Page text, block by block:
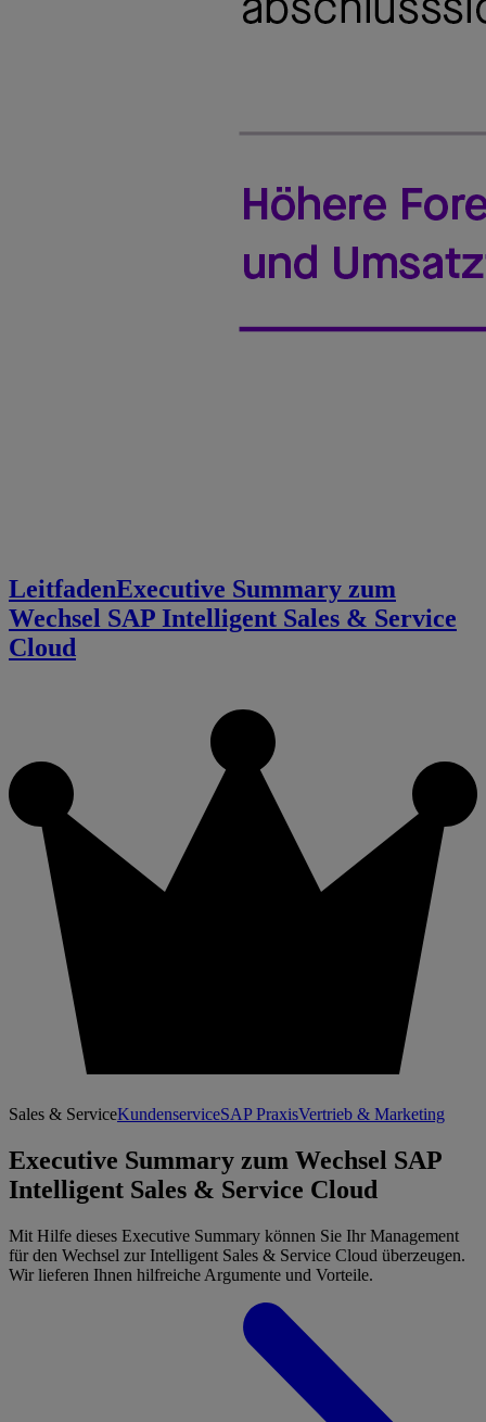
LeitfadenExecutive Summary zum
Wechsel SAP Intelligent Sales & Service
Cloud
Sales & ServiceKundenserviceSAP PraxisVertrieb & Marketing
Executive Summary zum Wechsel SAP
Intelligent Sales & Service Cloud
Mit Hilfe dieses Executive Summary können Sie Ihr Management
für den Wechsel zur Intelligent Sales & Service Cloud überzeugen.
Wir lieferen Ihnen hilfreiche Argumente und Vorteile.